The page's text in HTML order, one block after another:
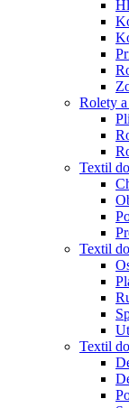
Rolety
Textil
Textil
Textil